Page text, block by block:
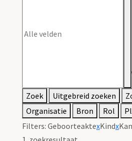
Zoek Uitgebreid zoeken
Organisatie
Bron Rol
Filters: GeboorteaktexKindx